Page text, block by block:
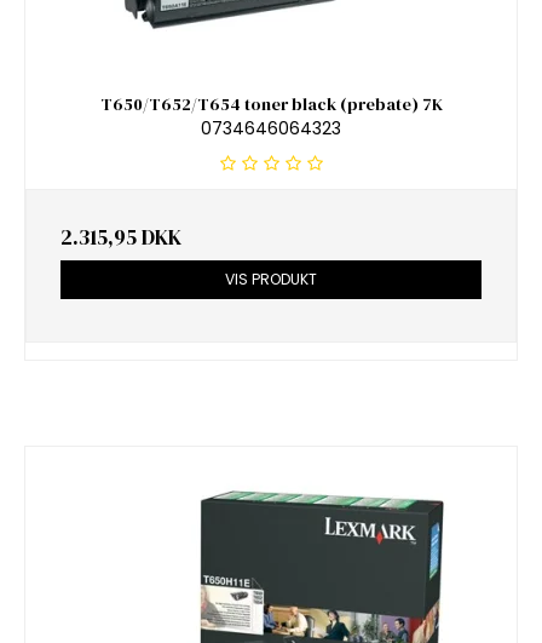
T650/T652/T654 toner black (prebate) 7K
0734646064323
2.315,95 DKK
VIS PRODUKT